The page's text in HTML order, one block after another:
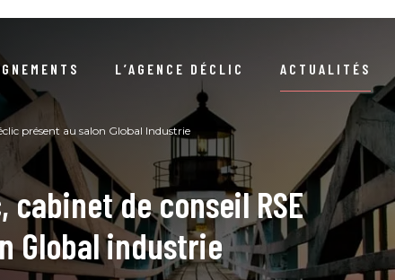
L’AGENCE DÉCLIC
RAISON D’ÊTRE
DÉMARCHE RSE
CLIENTS
NOTRE ÉQUIPE
ACTUALITÉS
ARTICLES
EVÉNEMENTS
LIVRE D’OR
NEWSLETTERS / DOSSIERS RSE
COMPRENDRE LA DURABILITÉ
COMPRENDRE LA COMMANDE PUBLIQUE
GUIDES / LIVRES BLANCS
présent au salon Global Industrie
cabinet de conseil RSE
Global industrie